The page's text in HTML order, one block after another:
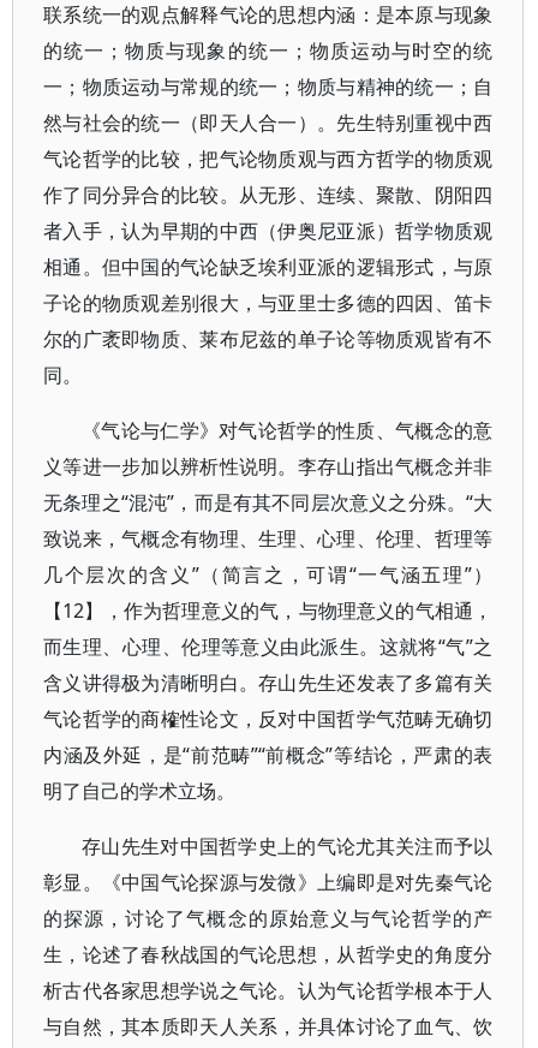
联系统一的观点解释气论的思想内涵：是本原与现象
的统一；物质与现象的统一；物质运动与时空的统
一；物质运动与常规的统一；物质与精神的统一；自
然与社会的统一（即天人合一）。先生特别重视中西
气论哲学的比较，把气论物质观与西方哲学的物质观
作了同分异合的比较。从无形、连续、聚散、阴阳四
者入手，认为早期的中西（伊奥尼亚派）哲学物质观
相通。但中国的气论缺乏埃利亚派的逻辑形式，与原
子论的物质观差别很大，与亚里士多德的四因、笛卡
尔的广袤即物质、莱布尼兹的单子论等物质观皆有不
同。
《气论与仁学》对气论哲学的性质、气概念的意
义等进一步加以辨析性说明。李存山指出气概念并非
无条理之“混沌”，而是有其不同层次意义之分殊。“大
致说来，气概念有物理、生理、心理、伦理、哲理等
几个层次的含义”（简言之，可谓“一气涵五理”）
【12】，作为哲理意义的气，与物理意义的气相通，
而生理、心理、伦理等意义由此派生。这就将“气”之
含义讲得极为清晰明白。存山先生还发表了多篇有关
气论哲学的商榷性论文，反对中国哲学气范畴无确切
内涵及外延，是“前范畴”“前概念”等结论，严肃的表
明了自己的学术立场。
存山先生对中国哲学史上的气论尤其关注而予以
彰显。《中国气论探源与发微》上编即是对先秦气论
的探源，讨论了气概念的原始意义与气论哲学的产
生，论述了春秋战国的气论思想，从哲学史的角度分
析古代各家思想学说之气论。认为气论哲学根本于人
与自然，其本质即天人关系，并具体讨论了血气、饮